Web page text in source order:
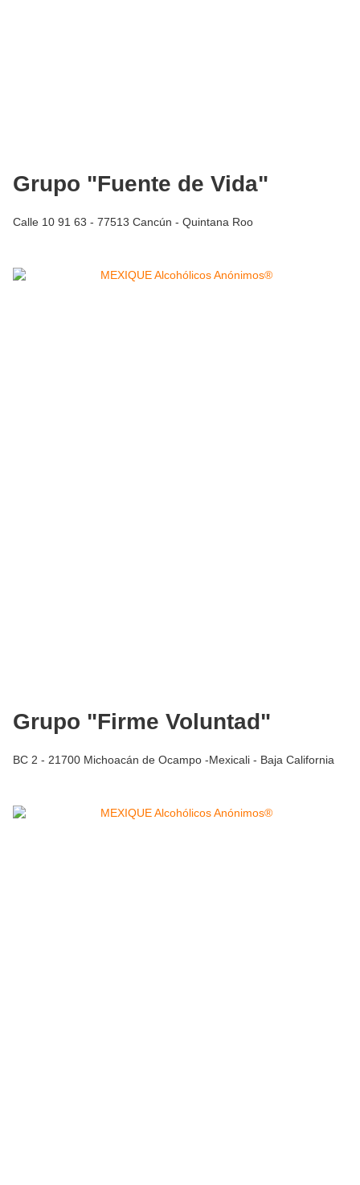
Grupo "Fuente de Vida"
Calle 10 91 63 - 77513 Cancún - Quintana Roo
Grupo "Firme Voluntad"
BC 2 - 21700 Michoacán de Ocampo -Mexicali - Baja California